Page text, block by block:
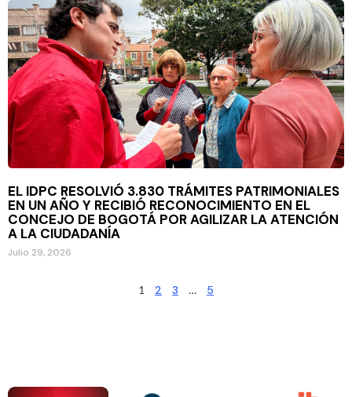
EL IDPC RESOLVIÓ 3.830 TRÁMITES PATRIMONIALES
EN UN AÑO Y RECIBIÓ RECONOCIMIENTO EN EL
CONCEJO DE BOGOTÁ POR AGILIZAR LA ATENCIÓN
A LA CIUDADANÍA
Julio 29, 2026
1 2 3 … 5